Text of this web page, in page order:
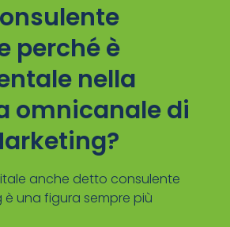
perché è
nella
omnicanale di
anche detto consulente
è una figura sempre più